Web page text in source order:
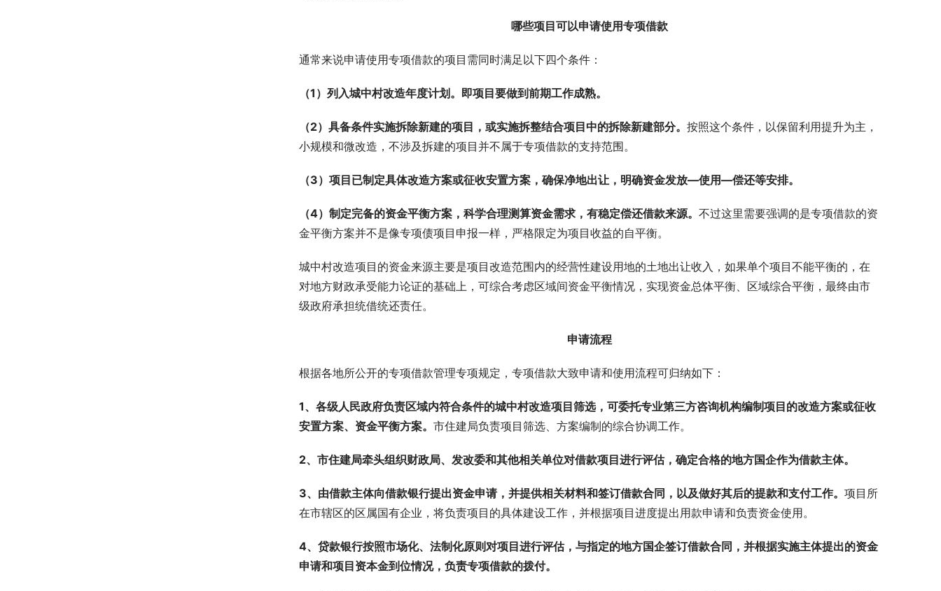
哪些项目可以申请使用专项借款
通常来说申请使用专项借款的项目需同时满足以下四个条件：
（1）列入城中村改造年度计划。即项目要做到前期工作成熟。
（2）具备条件实施拆除新建的项目， 或实施拆整结合项目中的拆除新建部分。 按照这个条件，以保留利用提升为主，
小规模和微改造，不涉及拆建的项目并不属于专项借款的支持范围。
（3）项目已制定具体改造方案或征收安置方案，确保净地出让，明确资金发放—使用—偿还等安排。
（4）制定完备的资金平衡方案，科学合理测算资金需求，有稳定偿还借款来源。 不过这里需要强调的是专项借款的资
金平衡方案并不是像专项债项目申报一样，严格限定为项目收益的自平衡。
城中村改造项目的资金来源主要是项目改造范围内的经营性建设用地的土地出让收入，如果单个项目不能平衡的，在
对地方财政承受能力论证的基础上，可综合考虑区域间资金平衡情况，实现资金总体平衡、区域综合平衡，最终由市
级政府承担统借统还责任。
申请流程
根据各地所公开的专项借款管理专项规定，专项借款大致申请和使用流程可归纳如下：
1、各级人民政府负责区域内符合条件的城中村改造项目筛选，可委托专业第三方咨询机构编制项目的改造方案或征收
安置方案、资金平衡方案。 市住建局负责项目筛选、方案编制的综合协调工作。
2、市住建局牵头组织财政局、发改委和其他相关单位对借款项目进行评估，确定合格的地方国企作为借款主体。
3、由借款主体向借款银行提出资金申请，并提供相关材料和签订借款合同，以及做好其后的提款和支付工作。 项目所
在市辖区的区属国有企业，将负责项目的具体建设工作，并根据项目进度提出用款申请和负责资金使用。
4、贷款银行按照市场化、法制化原则对项目进行评估，与指定的地方国企签订借款合同，并根据实施主体提出的资金
申请和项目资本金到位情况，负责专项借款的拨付。